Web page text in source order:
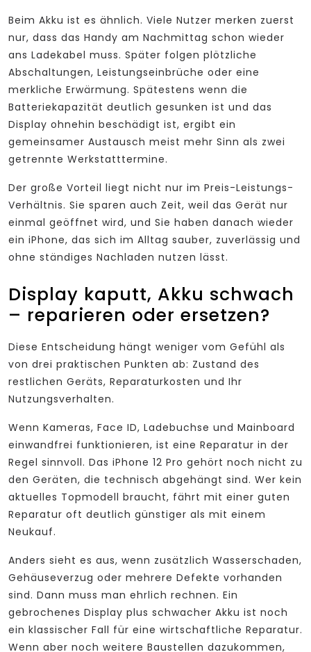
Beim Akku ist es ähnlich. Viele Nutzer merken zuerst
nur, dass das Handy am Nachmittag schon wieder
ans Ladekabel muss. Später folgen plötzliche
Abschaltungen, Leistungseinbrüche oder eine
merkliche Erwärmung. Spätestens wenn die
Batteriekapazität deutlich gesunken ist und das
Display ohnehin beschädigt ist, ergibt ein
gemeinsamer Austausch meist mehr Sinn als zwei
getrennte Werkstatttermine.
Der große Vorteil liegt nicht nur im Preis-Leistungs-
Verhältnis. Sie sparen auch Zeit, weil das Gerät nur
einmal geöffnet wird, und Sie haben danach wieder
ein iPhone, das sich im Alltag sauber, zuverlässig und
ohne ständiges Nachladen nutzen lässt.
Display kaputt, Akku schwach
– reparieren oder ersetzen?
Diese Entscheidung hängt weniger vom Gefühl als
von drei praktischen Punkten ab: Zustand des
restlichen Geräts, Reparaturkosten und Ihr
Nutzungsverhalten.
Wenn Kameras, Face ID, Ladebuchse und Mainboard
einwandfrei funktionieren, ist eine Reparatur in der
Regel sinnvoll. Das iPhone 12 Pro gehört noch nicht zu
den Geräten, die technisch abgehängt sind. Wer kein
aktuelles Topmodell braucht, fährt mit einer guten
Reparatur oft deutlich günstiger als mit einem
Neukauf.
Anders sieht es aus, wenn zusätzlich Wasserschaden,
Gehäuseverzug oder mehrere Defekte vorhanden
sind. Dann muss man ehrlich rechnen. Ein
gebrochenes Display plus schwacher Akku ist noch
ein klassischer Fall für eine wirtschaftliche Reparatur.
Wenn aber noch weitere Baustellen dazukommen,